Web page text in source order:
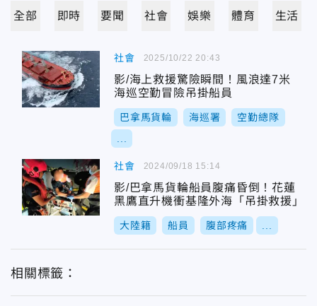
全部 即時 要聞 社會 娛樂 體育 生活
社會
影/海上救援驚險瞬間！風浪達7米
海巡空勤冒險吊掛船員
巴拿馬貨輪 海巡署 空勤總隊
2025/10/22 20:43
社會
影/巴拿馬貨輪船員腹痛昏倒！花蓮
黑鷹直升機衝基隆外海「吊掛救援」
大陸籍 船員 腹部疼痛
2024/09/18 15:14
相關標籤：